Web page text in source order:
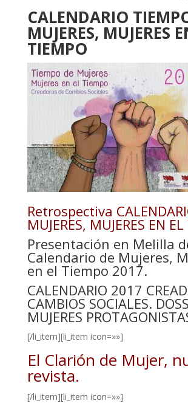
CALENDARIO
MUJERES, MUJERES
TIEMPO
Retrospectiva
MUJERES, MUJERES EN
Presentación en Melilla
Calendario de Mujeres,
en el Tiempo 2017.
CALENDARIO 2017
CAMBIOS SOCIALES.
MUJERES
[/li_item][li_item icon=»»]
El Clarión de Mujer,
revista.
[/li_item][li_item icon=»»]